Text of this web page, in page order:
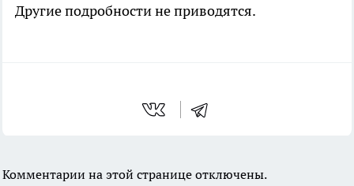
Другие подробности не приводятся.
Комментарии на этой странице отключены.